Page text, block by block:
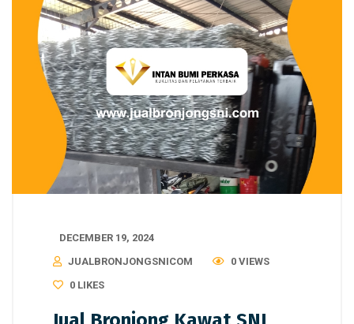
DECEMBER 19, 2024
JUALBRONJONGSNICOM
0 VIEWS
0 LIKES